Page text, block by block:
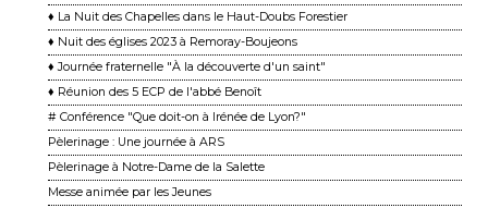
♦ La Nuit des Chapelles dans le Haut-Doubs Forestier
♦ Nuit des églises 2023 à Remoray-Boujeons
♦ Journée fraternelle "À la découverte d'un saint"
♦ Réunion des 5 ECP de l'abbé Benoît
# Conférence "Que doit-on à Irénée de Lyon?"
Pèlerinage : Une journée à ARS
Pèlerinage à Notre-Dame de la Salette
Messe animée par les Jeunes